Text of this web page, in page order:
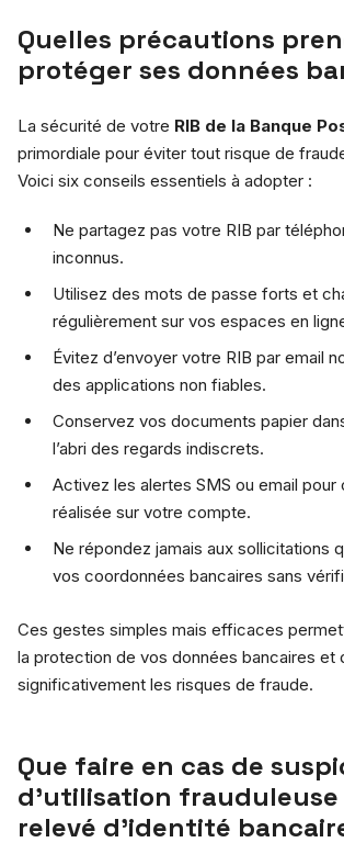
Quelles précautions
protéger ses données
La sécurité de votre RIB de la Banque
primordiale pour éviter tout risque de
Voici six conseils essentiels à adopter :
Ne partagez pas votre RIB par
inconnus.
Utilisez des mots de passe forts et
régulièrement sur vos espaces en
Évitez d’envoyer votre RIB par email
des applications non fiables.
Conservez vos documents papier
l’abri des regards indiscrets.
Activez les alertes SMS ou email pour
réalisée sur votre compte.
Ne répondez jamais aux sollicitations
vos coordonnées bancaires sans
Ces gestes simples mais efficaces
la protection de vos données bancaires et
significativement les risques de fraude.
Que faire en cas de
d’utilisation frauduleuse
relevé d’identité